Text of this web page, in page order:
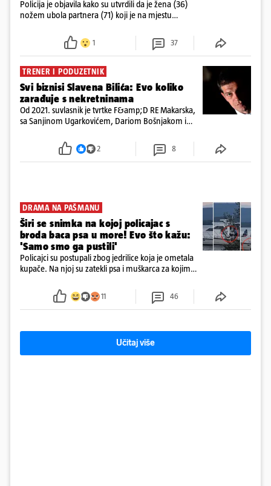
Policija je objavila kako su utvrdili da je žena (36)
nožem ubola partnera (71) koji je na mjestu
ispitali i poslali u istražni zatvor
1 37
TRENER I PODUZETNIK
Svi biznisi Slavena Bilića: Evo koliko
zarađuje s nekretninama
Od 2021. suvlasnik je tvrtke F&amp;D RE Makarska,
sa Sanjinom Ugarkovićem, Dariom Bošnjakom i
poslovanje nekretninama, a od osnutka nema
2 8
DRAMA NA PAŠMANU
Širi se snimka na kojoj policajac s
broda baca psa u more! Evo što kažu:
'Samo smo ga pustili'
Policajci su postupali zbog jedrilice koja je ometala
kupače. Na njoj su zatekli psa i muškarca za kojim
ga uhitili, a psa je preuzeo komunalni redar
11 46
Učitaj više